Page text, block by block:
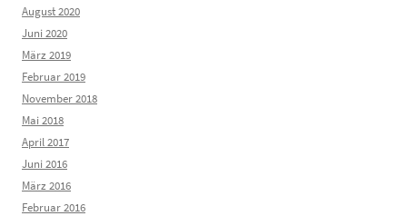
August 2020
Juni 2020
März 2019
Februar 2019
November 2018
Mai 2018
April 2017
Juni 2016
März 2016
Februar 2016